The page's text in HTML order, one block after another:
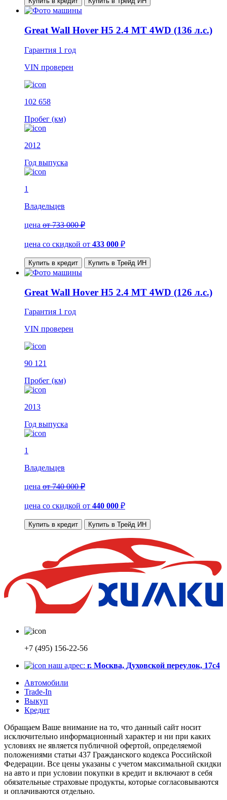
Great Wall Hover H5 2.4 MT 4WD (136 л.с.)
Гарантия 1 год
VIN проверен
102 658
Пробег (км)
2012
Год выпуска
1
Владельцев
цена от 733 000 ₽
цена со скидкой от 433 000 ₽
Купить в кредит Купить в Трейд ИН
Great Wall Hover H5 2.4 MT 4WD (126 л.с.)
Гарантия 1 год
VIN проверен
90 121
Пробег (км)
2013
Год выпуска
1
Владельцев
цена от 740 000 ₽
цена со скидкой от 440 000 ₽
Купить в кредит Купить в Трейд ИН
+7 (495) 156-22-56
наш адрес: г. Москва, Духовской переулок, 17с4
Автомобили
Trade-In
Выкуп
Кредит
Обращаем Ваше внимание на то, что данный сайт носит
исключительно информационный характер и ни при каких
условиях не является публичной офертой, определяемой
положениями статьи 437 Гражданского кодекса Российской
Федерации. Все цены указаны с учетом максимальной скидки
на авто и при условии покупки в кредит и включают в себя
обязательные страховые продукты, которые согласовываются
и оплачиваются отдельно.